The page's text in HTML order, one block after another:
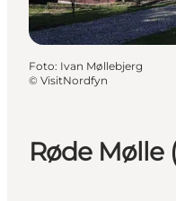
Røde Mølle
Foto: Ivan Møllebjerg
© VisitNordfyn